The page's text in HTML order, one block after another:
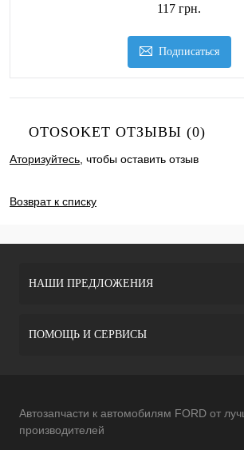
117 грн.
Подписаться
OTOSOKET ОТЗЫВЫ (0)
Аторизуйтесь , чтобы оставить отзыв
Возврат к списку
НАШИ ПРЕДЛОЖЕНИЯ
ПОМОЩЬ И СЕРВИСЫ
Автозапчасти к автомобилям FORD от
производителей